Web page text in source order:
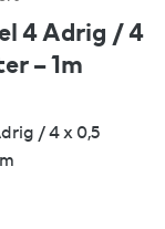
4 Adrig / 4
– 1m
/ 4 x 0,5